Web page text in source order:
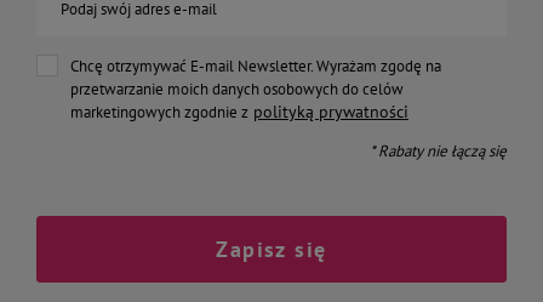
Podaj swój adres e-mail
Chcę otrzymywać E-mail Newsletter. Wyrażam zgodę na
przetwarzanie moich danych osobowych do celów
marketingowych zgodnie z polityką prywatności
* Rabaty nie łączą się
Zapisz się